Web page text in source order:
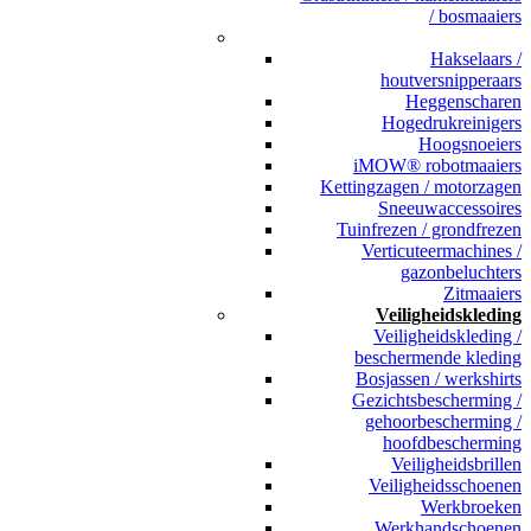
/ bosmaaiers
Hakselaars /
houtversnipperaars
Heggenscharen
Hogedrukreinigers
Hoogsnoeiers
iMOW® robotmaaiers
Kettingzagen / motorzagen
Sneeuwaccessoires
Tuinfrezen / grondfrezen
Verticuteermachines /
gazonbeluchters
Zitmaaiers
Veiligheidskleding
Veiligheidskleding /
beschermende kleding
Bosjassen / werkshirts
Gezichtsbescherming /
gehoorbescherming /
hoofdbescherming
Veiligheidsbrillen
Veiligheidsschoenen
Werkbroeken